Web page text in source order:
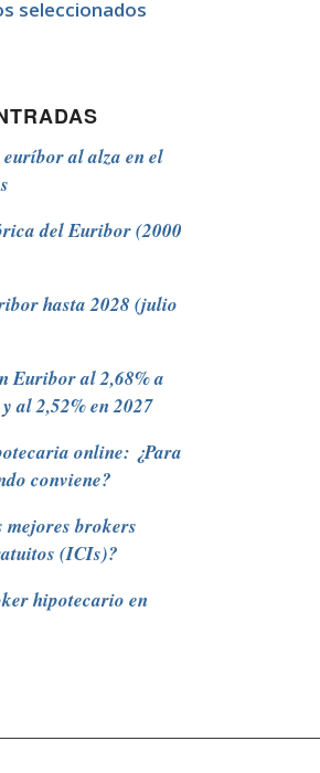
seleccionados
al alza en el
del Euribor (2000
hasta 2028 (julio
Euribor al 2,68% a
al 2,52% en 2027
online: ¿Para
conviene?
mejores brokers
(ICIs)?
hipotecario en